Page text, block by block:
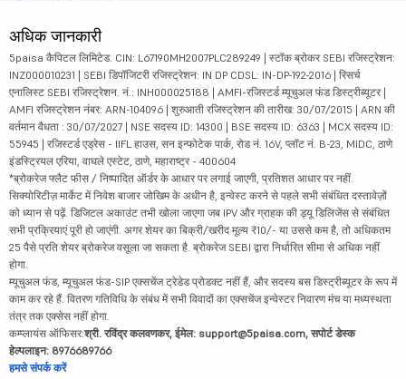
अधिक जानकारी
5paisa कैपिटल लिमिटेड. CIN: L67190MH2007PLC289249 | स्टॉक ब्रोकर SEBI रजिस्ट्रेशन:
INZ000010231 | SEBI डिपॉजिटरी रजिस्ट्रेशन: IN DP CDSL: IN-DP-192-2016 | रिसर्च
एनालिस्ट SEBI रजिस्ट्रेशन. नं.: INH000025188 | AMFI-रजिस्टर्ड म्यूचुअल फंड डिस्ट्रीब्यूटर |
AMFI रजिस्ट्रेशन नंबर: ARN-104096 | शुरुआती रजिस्ट्रेशन की तारीख: 30/07/2015 | ARN की
वर्तमान वैधता : 30/07/2027 | NSE सदस्य ID: 14300 | BSE सदस्य ID: 6363 | MCX सदस्य ID:
55945 | रजिस्टर्ड एड्रेस - IIFL हाउस, सन इन्फोटेक पार्क, रोड नं. 16V, प्लॉट नं. B-23, MIDC, ठाणे
इंडस्ट्रियल एरिया, वाघले एस्टेट, ठाणे, महाराष्ट्र - 400604
*ब्रोकरेज फ्लैट फीस / निष्पादित ऑर्डर के आधार पर लगाई जाएगी, प्रतिशत आधार पर नहीं.
सिक्योरिटीज़ मार्केट में निवेश बाजार जोखिम के अधीन है, इन्वेस्ट करने से पहले सभी संबंधित दस्तावेज़ों
को ध्यान से पढ़ें. डिजिटल अकाउंट तभी खोला जाएगा जब IPV और ग्राहक की ड्यू डिलिजेंस से संबंधित
सभी प्रक्रियाएं पूरी हो जाएंगी. अगर शेयर का बिक्री/खरीद मूल्य ₹10/- या उससे कम है, तो अधिकतम
25 पैसे प्रति शेयर ब्रोकरेज वसूला जा सकता है. ब्रोकरेज SEBI द्वारा निर्धारित सीमा से अधिक नहीं
होगा.
म्यूचुअल फंड, म्यूचुअल फंड-SIP एक्सचेंज ट्रेडेड प्रोडक्ट नहीं हैं, और सदस्य बस डिस्ट्रीब्यूटर के रूप में
काम कर रहे हैं. वितरण गतिविधि के संबंध में सभी विवादों का एक्सचेंज इन्वेस्टर निवारण मंच या मध्यस्थता
तंत्र तक एक्सेस नहीं होगा.
कम्प्लायंस ऑफिसर:श्री. रविंद्र कलवणकर, ईमेल: support@5paisa.com, सपोर्ट डेस्क
हेल्पलाइन: 8976689766
हमसे संपर्क करें